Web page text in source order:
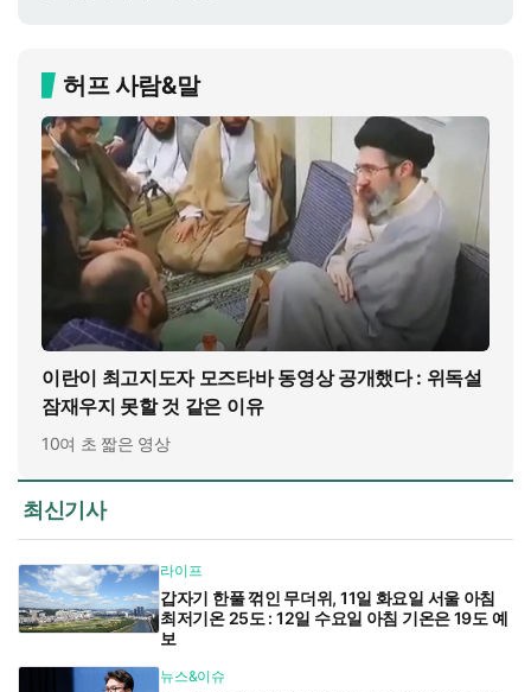
허프 사람&말
이란이 최고지도자 모즈타바 동영상 공개했다 : 위독설
잠재우지 못할 것 같은 이유
10여 초 짧은 영상
최신기사
라이프
갑자기 한풀 꺾인 무더위, 11일 화요일 서울 아침
최저기온 25도 : 12일 수요일 아침 기온은 19도 예
보
뉴스&이슈